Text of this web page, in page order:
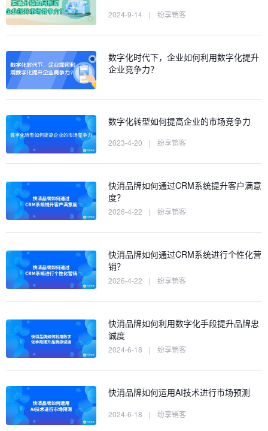
2024-9-14 | 纷享销客
数字化时代下，企业如何利用数字化提升
企业竞争力？
数字化转型如何提高企业的市场竞争力
2023-4-20 | 纷享销客
快消品牌如何通过CRM系统提升客户满意
度？
2026-4-22 | 纷享销客
快消品牌如何通过CRM系统进行个性化营
销？
2026-4-22 | 纷享销客
快消品牌如何利用数字化手段提升品牌忠
诚度
2024-6-18 | 纷享销客
快消品牌如何运用AI技术进行市场预测
2024-6-18 | 纷享销客